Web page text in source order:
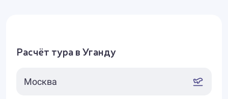
Расчёт тура в Уганду